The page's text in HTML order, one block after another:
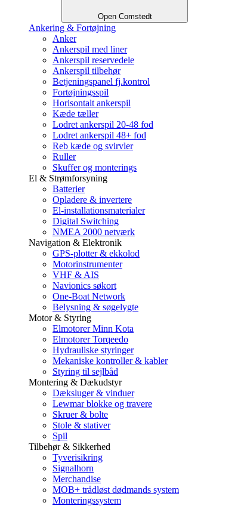
Open Comstedt
Ankering & Fortøjning
Anker
Ankerspil med liner
Ankerspil reservedele
Ankerspil tilbehør
Betjeningspanel fj.kontrol
Fortøjningsspil
Horisontalt ankerspil
Kæde tæller
Lodret ankerspil 20-48 fod
Lodret ankerspil 48+ fod
Reb kæde og svirvler
Ruller
Skuffer og monterings
El & Strømforsyning
Batterier
Opladere & invertere
El-installationsmaterialer
Digital Switching
NMEA 2000 netværk
Navigation & Elektronik
GPS-plotter & ekkolod
Motorinstrumenter
VHF & AIS
Navionics søkort
One-Boat Network
Belysning & søgelygte
Motor & Styring
Elmotorer Minn Kota
Elmotorer Torqeedo
Hydrauliske styringer
Mekaniske kontroller & kabler
Styring til sejlbåd
Montering & Dækudstyr
Dæksluger & vinduer
Lewmar blokke og travere
Skruer & bolte
Stole & stativer
Spil
Tilbehør & Sikkerhed
Tyverisikring
Signalhorn
Merchandise
MOB+ trådløst dødmands system
Monteringssystem